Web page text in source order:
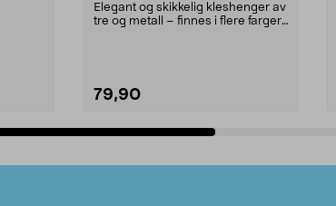
Elegant og skikkelig kleshenger av
tre og metall – finnes i flere farger.
79,90